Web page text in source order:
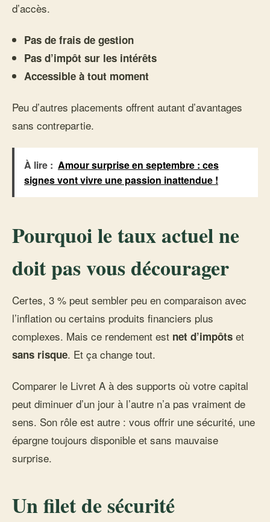
d’accès.
Pas de frais de gestion
Pas d’impôt sur les intérêts
Accessible à tout moment
Peu d’autres placements offrent autant d’avantages
sans contrepartie.
À lire : Amour surprise en septembre : ces
signes vont vivre une passion inattendue !
Pourquoi le taux actuel ne
doit pas vous décourager
Certes, 3 % peut sembler peu en comparaison avec
l’inflation ou certains produits financiers plus
complexes. Mais ce rendement est net d’impôts et
sans risque. Et ça change tout.
Comparer le Livret A à des supports où votre capital
peut diminuer d’un jour à l’autre n’a pas vraiment de
sens. Son rôle est autre : vous offrir une sécurité, une
épargne toujours disponible et sans mauvaise
surprise.
Un filet de sécurité